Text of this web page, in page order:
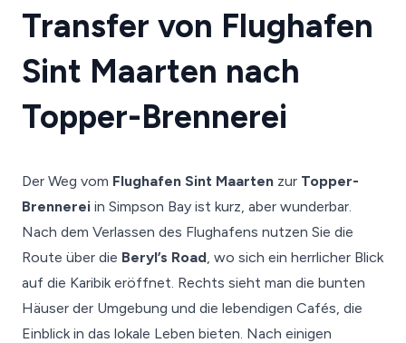
Transfer von Flughafen
Sint Maarten nach
Topper-Brennerei
Der Weg vom Flughafen Sint Maarten zur Topper-
Brennerei in Simpson Bay ist kurz, aber wunderbar.
Nach dem Verlassen des Flughafens nutzen Sie die
Route über die Beryl’s Road, wo sich ein herrlicher Blick
auf die Karibik eröffnet. Rechts sieht man die bunten
Häuser der Umgebung und die lebendigen Cafés, die
Einblick in das lokale Leben bieten. Nach einigen